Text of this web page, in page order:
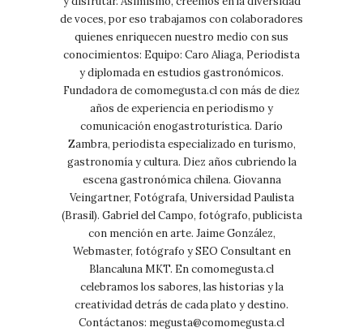
de voces, por eso trabajamos con colaboradores
quienes enriquecen nuestro medio con sus
conocimientos: Equipo: Caro Aliaga, Periodista
y diplomada en estudios gastronómicos.
Fundadora de comomegusta.cl con más de diez
años de experiencia en periodismo y
comunicación enogastroturística. Darío
Zambra, periodista especializado en turismo,
gastronomía y cultura. Diez años cubriendo la
escena gastronómica chilena. Giovanna
Veingartner, Fotógrafa, Universidad Paulista
(Brasil). Gabriel del Campo, fotógrafo, publicista
con mención en arte. Jaime González,
Webmaster, fotógrafo y SEO Consultant en
Blancaluna MKT. En comomegusta.cl
celebramos los sabores, las historias y la
creatividad detrás de cada plato y destino.
Contáctanos: megusta@comomegusta.cl